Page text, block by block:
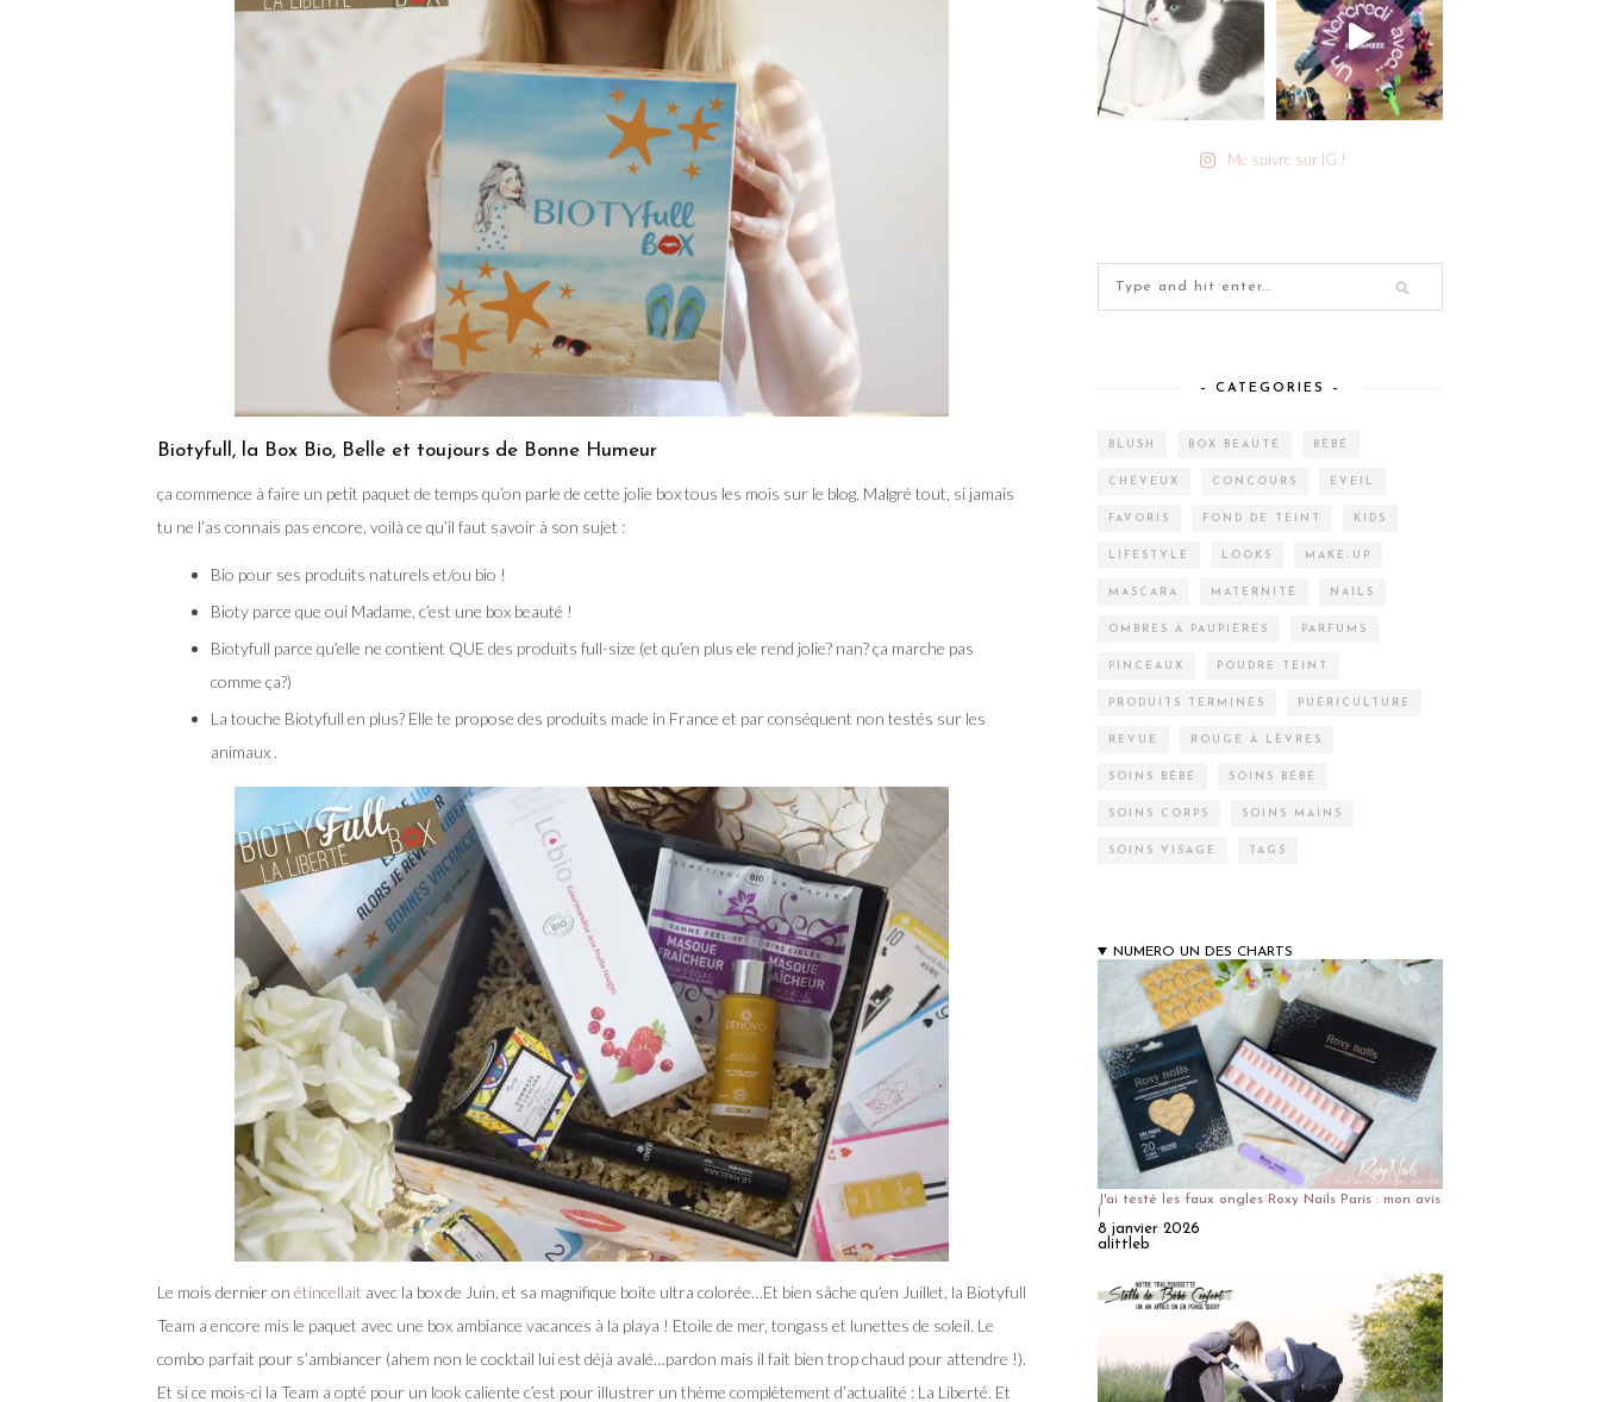
Biotyfull, la Box Bio, Belle et toujours de Bonne Humeur
ça commence à faire un petit paquet de temps qu’on parle de cette jolie box tous les mois sur le blog. Malgré tout, si jamais
tu ne l’as connais pas encore, voilà ce qu’il faut savoir à son sujet :
Bio pour ses produits naturels et/ou bio !
Bioty parce que oui Madame, c’est une box beauté !
Biotyfull parce qu’elle ne contient QUE des produits full-size (et qu’en plus ele rend jolie? nan? ça marche pas
comme ça?)
La touche Biotyfull en plus? Elle te propose des produits made in France et par conséquent non testés sur les
animaux .
Le mois dernier on étincellait avec la box de Juin, et sa magnifique boite ultra colorée…Et bien sâche qu’en Juillet, la Biotyfull
Team a encore mis le paquet avec une box ambiance vacances à la playa ! Etoile de mer, tongass et lunettes de soleil. Le
combo parfait pour s’ambiancer (ahem non le cocktail lui est déjà avalé…pardon mais il fait bien trop chaud pour attendre !).
Et si ce mois-ci la Team a opté pour un look caliente c’est pour illustrer un thème complètement d’actualité : La Liberté. Et
Me suivre sur IG !
– CATEGORIES –
BLUSH BOX BEAUTÉ BÉBÉ
CHEVEUX CONCOURS EVEIL
FAVORIS FOND DE TEINT KIDS
LIFESTYLE LOOKS MAKE-UP
MASCARA MATERNITÉ NAILS
OMBRES À PAUPIÈRES PARFUMS
PINCEAUX POUDRE TEINT
PRODUITS TERMINÉS PUÉRICULTURE
REVUE ROUGE À LÈVRES
SOINS BÉBÉ SOINS BÉBÉ
SOINS CORPS SOINS MAINS
SOINS VISAGE TAGS
NUMERO UN DES CHARTS
J'ai testé les faux ongles Roxy Nails Paris : mon avis
!
8 janvier 2026
alittleb